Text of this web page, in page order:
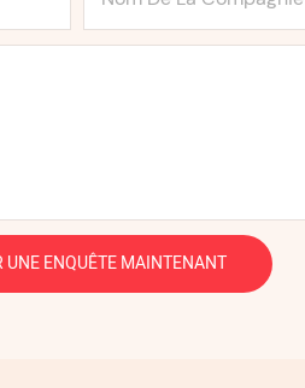
UNE ENQUÊTE MAINTENANT